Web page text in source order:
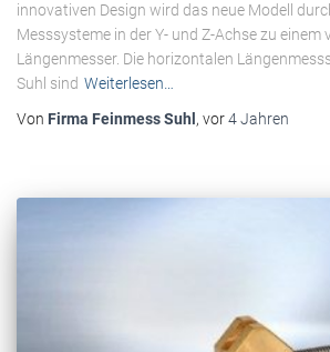
innovativen Design wird das neue Modell
Messsysteme in der Y- und Z-Achse zu
Längenmesser. Die horizontalen
Suhl sind Weiterlesen…
Von Firma Feinmess Suhl , vor4 Jahren